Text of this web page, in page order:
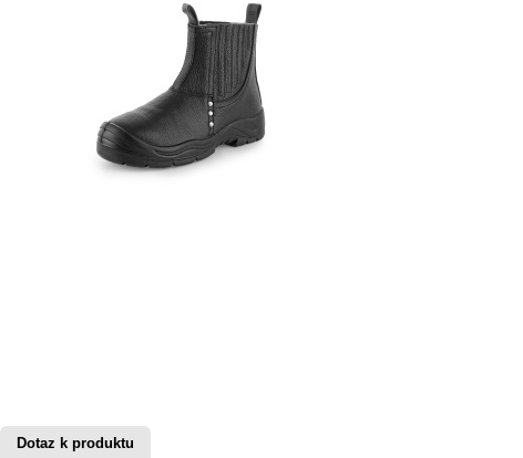
Dotaz k produktu